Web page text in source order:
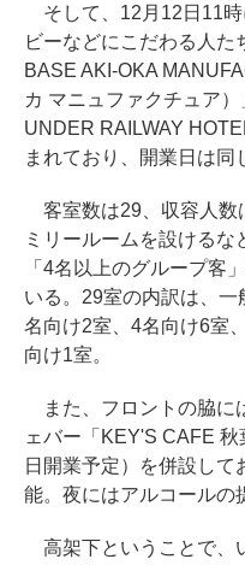
そして、12月12日11時
ビーなどにこだわる人た
BASE AKI-OKA
カ マニュファクチュア
UNDER RAILWAY
まれており、開業日は同
客室数は29、収容人数
ミリールームを設ける
「4名以上のグループ客
いる。29室の内訳は、
名向け2室、4名向け6室
向け1室。
また、フロントの脇に
ェバー「KEY'S CAFE
日開業予定）を併設し
能。夜にはアルコールの
高架下ということで、